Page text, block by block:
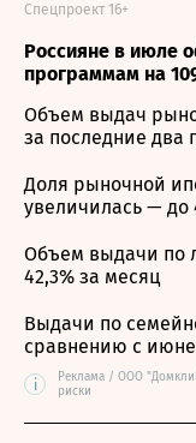
Россияне в июле
программам на
Спецпроект 16+
Объем выдач
за последние два
Доля рыночной
увеличилась — до
Объем выдачи по
42,3% за месяц
Выдачи по
сравнению с
i
Реклама / ООО
риски